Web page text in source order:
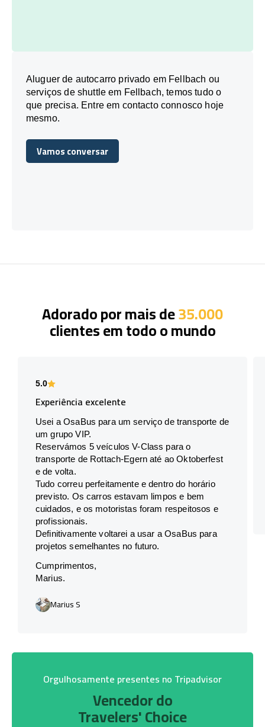
Aluguer de autocarro privado em Fellbach ou
serviços de shuttle em Fellbach, temos tudo o
que precisa. Entre em contacto connosco hoje
mesmo.
Vamos conversar
Vamos conversar
Adorado por mais de35.000
clientes em todo o mundo
5.0
Experiência excelente
Usei a OsaBus para um serviço de transporte de
um grupo VIP.
Reservámos 5 veículos V-Class para o
transporte de Rottach-Egern até ao Oktoberfest
e de volta.
Tudo correu perfeitamente e dentro do horário
previsto. Os carros estavam limpos e bem
cuidados, e os motoristas foram respeitosos e
profissionais.
Definitivamente voltarei a usar a OsaBus para
projetos semelhantes no futuro.
Cumprimentos,
Marius.
Marius S
Orgulhosamente presentes no Tripadvisor
Vencedor do
Travelers' Choice